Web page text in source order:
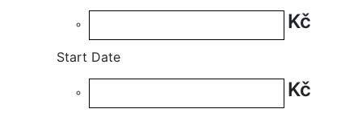
Kč
Start Date
Kč